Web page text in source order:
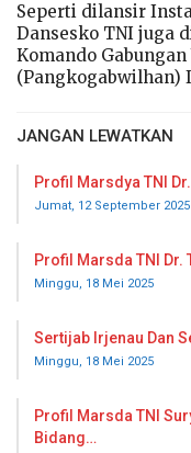
Seperti dilansir
Dansesko TNI juga
Komando
(Pangkogabwilhan)
JANGAN LEWATKAN
Profil Marsdya TNI
Jumat, 12 September 2025
Profil Marsda TNI Dr.
Minggu, 18 Mei 2025
Sertijab Irjenau Dan
Minggu, 18 Mei 2025
Profil Marsda TNI
Bidang…